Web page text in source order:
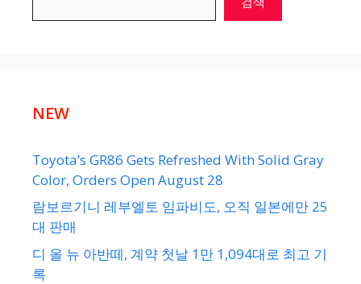
NEW
Toyota’s GR86 Gets Refreshed With Solid Gray
Color, Orders Open August 28
람보르기니 레부엘토 임파비도, 오직 일본에만 25
대 판매
디 올 뉴 아반떼, 계약 첫날 1만 1,094대로 최고 기
록